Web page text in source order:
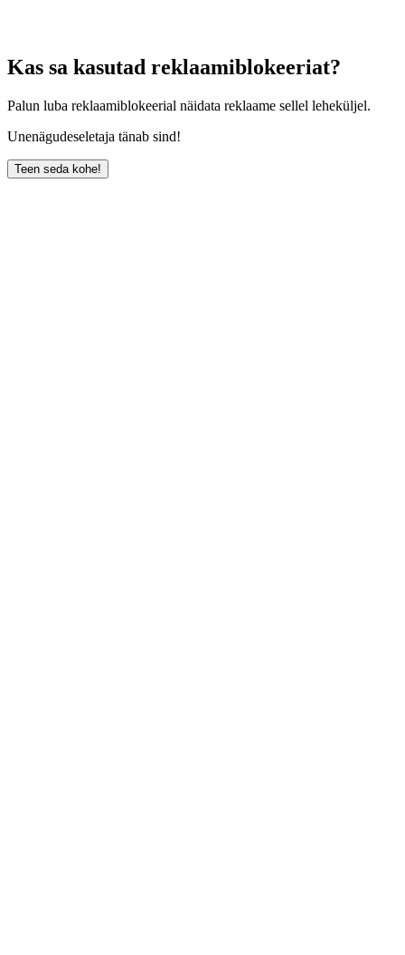
Kas sa kasutad reklaamiblokeeriat?
Palun luba reklaamiblokeerial näidata reklaame sellel leheküljel.
Unenägudeseletaja tänab sind!
Teen seda kohe!